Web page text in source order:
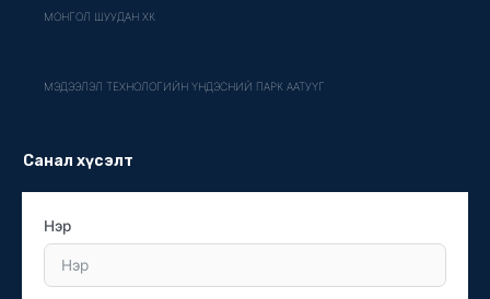
МОНГОЛ ШУУДАН ХК
МЭДЭЭЛЭЛ ТЕХНОЛОГИЙН ҮНДЭСНИЙ ПАРК ААТУҮГ
Санал хүсэлт
Нэр